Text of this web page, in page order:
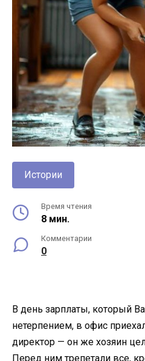
Истории
Время чтения
8 мин.
Комментарии
0
В день зарплаты, который
нетерпением, в офис
директор — он же хозяин
Перед ним трепетали все,